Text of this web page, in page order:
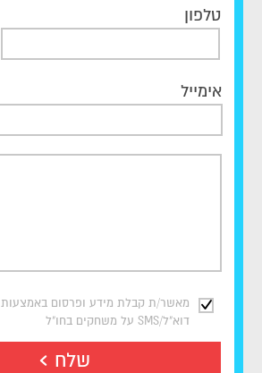
טלפון
אימייל
מאשר/ת קבלת מידע ופרסום באמצעות
דוא"ל/SMS על משחקים בחו"ל
שלח